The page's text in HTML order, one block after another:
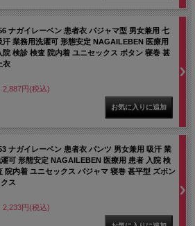
ナガイレーベン 患者衣 パジャマ型 男女兼用 七
汗 業務用洗濯可 形態安定 NAGAILEBEN 医療用
院 検診 検査 院内着 ユニセックス ボタン 寝巻 甚
衣
2,887円(税込)
ナガイレーベン 患者衣 パンツ 男女兼用 吸汗 業
可 形態安定 NAGAILEBEN 医療用 患者 入院 検
院内着 ユニセックス パジャマ 寝巻 甚平型 ズボン
ス
2,233円(税込)